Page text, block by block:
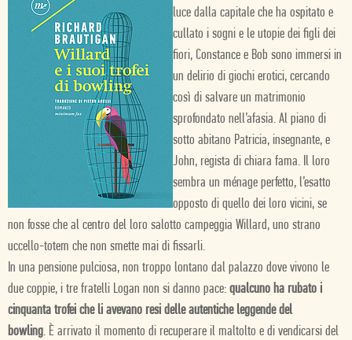
luce dalla capitale che ha ospitato e
cullato i sogni e le utopie dei figli dei
fiori, Constance e Bob sono immersi in
un delirio di giochi erotici, cercando
così di salvare un matrimonio
sprofondato nell’afasia. Al piano di
sotto abitano Patricia, insegnante, e
John, regista di chiara fama. Il loro
sembra un ménage perfetto, l’esatto
opposto di quello dei loro vicini, se
non fosse che al centro del loro salotto campeggia Willard, uno strano
uccello-totem che non smette mai di fissarli.
In una pensione pulciosa, non troppo lontano dal palazzo dove vivono le
due coppie, i tre fratelli Logan non si danno pace: qualcuno ha rubato i
cinquanta trofei che li avevano resi delle autentiche leggende del
bowling. È arrivato il momento di recuperare il maltolto e di vendicarsi del